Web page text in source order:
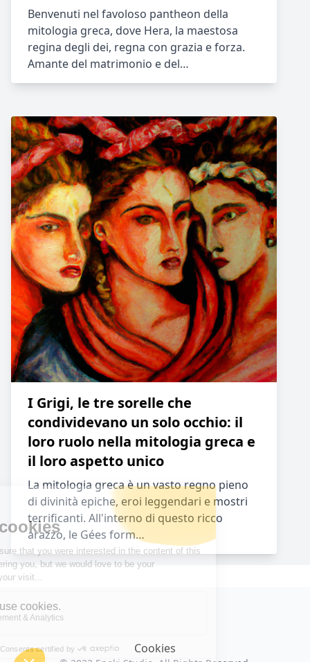
Benvenuti nel favoloso pantheon della
mitologia greca, dove Hera, la maestosa
regina degli dei, regna con grazia e forza.
Amante del matrimonio e del…
I Grigi, le tre sorelle che
condividevano un solo occhio: il
loro ruolo nella mitologia greca e
il loro aspetto unico
La mitologia greca è un vasto regno pieno
di divinità epiche, eroi leggendari e mostri
terrificanti. All'interno di questo ricco
arazzo, le Gées form…
Cookies